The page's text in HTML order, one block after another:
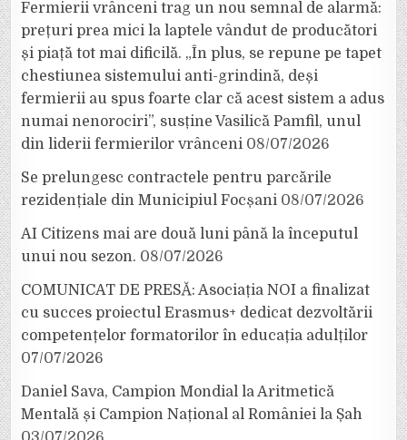
Fermierii vrânceni trag un nou semnal de alarmă:
prețuri prea mici la laptele vândut de producători
și piață tot mai dificilă. „În plus, se repune pe tapet
chestiunea sistemului anti-grindină, deși
fermierii au spus foarte clar că acest sistem a adus
numai nenorociri”, susține Vasilică Pamfil, unul
din liderii fermierilor vrânceni 08/07/2026
Se prelungesc contractele pentru parcările
rezidențiale din Municipiul Focșani 08/07/2026
AI Citizens mai are două luni până la începutul
unui nou sezon. 08/07/2026
COMUNICAT DE PRESĂ: Asociația NOI a finalizat
cu succes proiectul Erasmus+ dedicat dezvoltării
competențelor formatorilor în educația adulților
07/07/2026
Daniel Sava, Campion Mondial la Aritmetică
Mentală și Campion Național al României la Șah